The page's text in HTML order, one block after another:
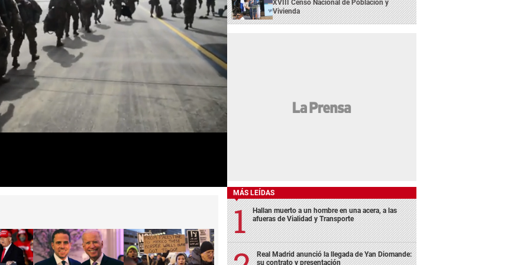
XVIII Censo Nacional de Población y
Vivienda
MÁS LEÍDAS
Hallan muerto a un hombre en una acera, a las
afueras de Vialidad y Transporte
Real Madrid anunció la llegada de Yan Diomande:
su contrato y presentación